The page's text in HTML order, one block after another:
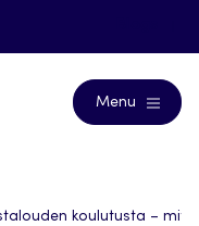
Menu
koulutusta –